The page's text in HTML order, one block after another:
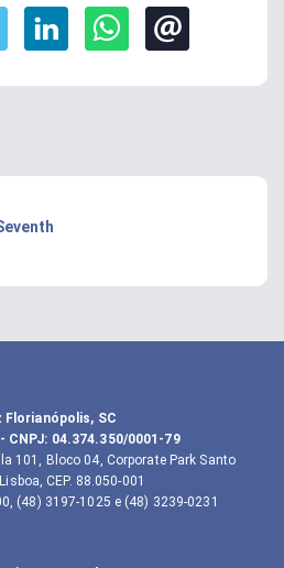
Florianópolis, SC
CNPJ: 04.374.350/0001-79
101, Bloco 04, Corporate Park Santo
CEP. 88.050-001
(48) 3197-1025 e (48) 3239-0231